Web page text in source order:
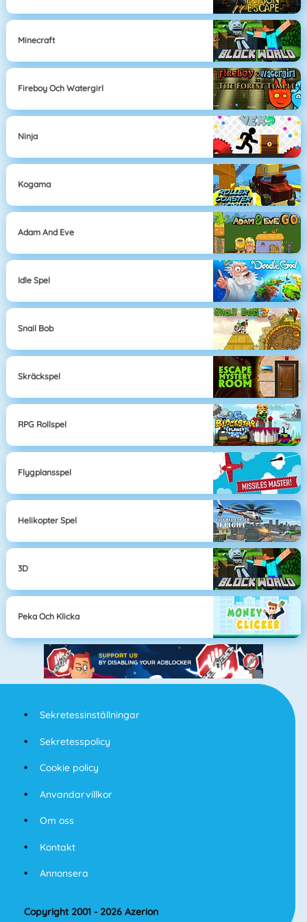
Minecraft
Fireboy Och Watergirl
Ninja
Kogama
Adam And Eve
Idle Spel
Snail Bob
Skräckspel
RPG Rollspel
Flygplansspel
Helikopter Spel
3D
Peka Och Klicka
Sekretessinställningar
Sekretesspolicy
Cookie policy
Anvandarvillkor
Om oss
Kontakt
Annonsera
Copyright 2001 - 2026 Azerion